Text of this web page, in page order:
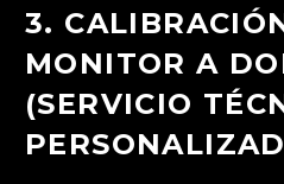
3.
MONITOR A
(SERVICIO